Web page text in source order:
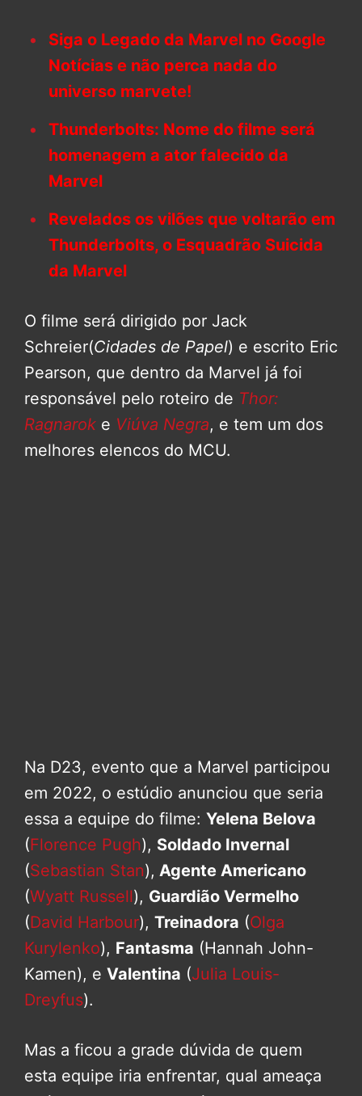
Siga o Legado da Marvel no Google
Notícias e não perca nada do
universo marvete!
Thunderbolts: Nome do filme será
homenagem a ator falecido da
Marvel
Revelados os vilões que voltarão em
Thunderbolts, o Esquadrão Suicida
da Marvel
O filme será dirigido por Jack
Schreier(Cidades de Papel) e escrito Eric
Pearson, que dentro da Marvel já foi
responsável pelo roteiro de Thor:
Ragnarok e Viúva Negra, e tem um dos
melhores elencos do MCU.
Na D23, evento que a Marvel participou
em 2022, o estúdio anunciou que seria
essa a equipe do filme: Yelena Belova
(Florence Pugh), Soldado Invernal
(Sebastian Stan), Agente Americano
(Wyatt Russell), Guardião Vermelho
(David Harbour), Treinadora (Olga
Kurylenko), Fantasma (Hannah John-
Kamen), e Valentina (Julia Louis-
Dreyfus).
Mas a ficou a grade dúvida de quem
esta equipe iria enfrentar, qual ameaça